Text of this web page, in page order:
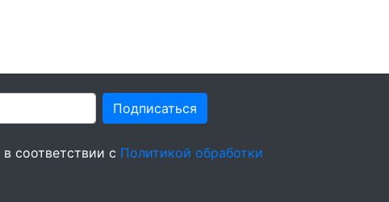
Подписаться
в соответствии с Политикой обработки